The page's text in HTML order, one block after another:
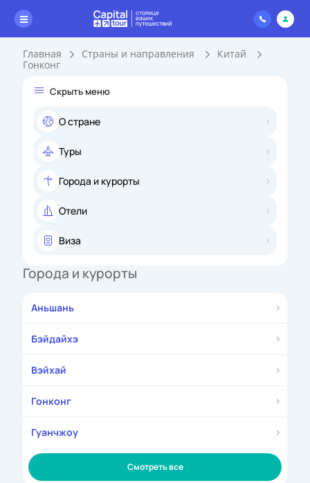
Главная Страны и направления
Китай
Гонконг
Скрыть меню
О стране
Туры
Города и курорты
Отели
Виза
Города и курорты
Аньшань
Бэйдайхэ
Вэйхай
Гонконг
Гуанчжоу
Смотреть все